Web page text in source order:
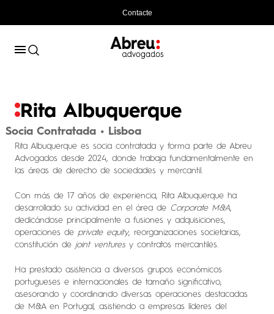
Contacte
Rita Albuquerque
Socia Contratada • Lisboa
Rita Albuquerque es socia contratada y forma parte de Abreu
Advogados desde 2024, donde trabaja fundamentalmente en
las áreas de derecho de sociedades y mercantil.
Con más de 17 años de experiencia, Rita Albuquerque ha
desarrollado su actividad en el área de CorporateM&A,
dedicándose principalmente a fusiones y adquisiciones,
operaciones de private equity, reorganizaciones societarias,
constitución de jointventures y contratos mercantiles.
Ha prestado asistencia a diversos grupos económicos
portugueses e internacionales de tamaño significativo,
asesorando y coordinando diversas operaciones destacadas
de M&A en Portugal, asistiendo a empresas líderes del